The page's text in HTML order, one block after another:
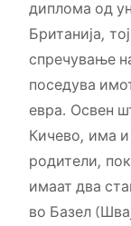
диплома од
Британија,
спречување
поседува
евра. Освен
Кичево, има
родители,
имаат два
во Базел